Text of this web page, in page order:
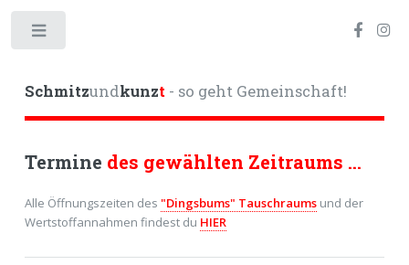
Schmitzundkunzt- so geht Gemeinschaft!
Termine des gewählten Zeitraums ...
Alle Öffnungszeiten des "Dingsbums" Tauschraums und der
Wertstoffannahmen findest du HIER